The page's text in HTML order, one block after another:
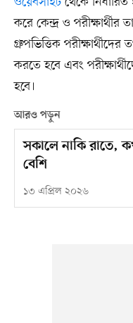
করে কেন্দ্র ও
গ্রুপভিত্তিক
করতে হবে এবং
হবে।
আরও পড়ুন
সকালে নাকি রাতে,
বেশি
১৩ এপ্রিল ২০২৬